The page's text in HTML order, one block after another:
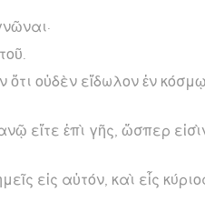
οὐδὲν εἴδωλον ἐν
εἴτε ἐπὶ γῆς, ὥσπερ
εἰς αὐτόν, καὶ εἷς